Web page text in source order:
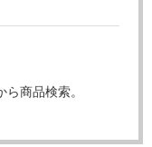
商品検索。